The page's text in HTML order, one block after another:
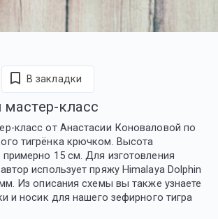
bookmark_border В закладки
класс
класс от Анастасии Коноваловой по
тигрёнка крючком. Высота
15 см. Для изготовления
использует пряжу Himalaya Dolphin
Из описания схемы вы также узнаете
и носик для нашего зефирного тигра